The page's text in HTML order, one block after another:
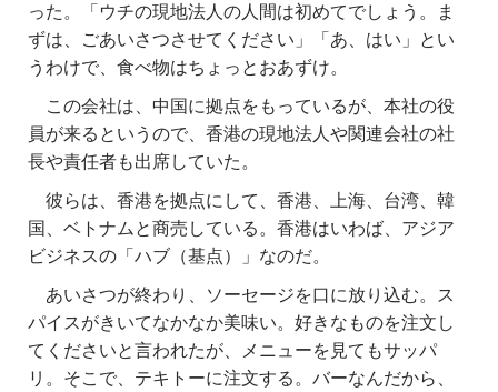
った。「ウチの現地法人の人間は初めてでしょう。ま
ずは、ごあいさつさせてください」「あ、はい」とい
うわけで、食べ物はちょっとおあずけ。
この会社は、中国に拠点をもっているが、本社の役
員が来るというので、香港の現地法人や関連会社の社
長や責任者も出席していた。
彼らは、香港を拠点にして、香港、上海、台湾、韓
国、ベトナムと商売している。香港はいわば、アジア
ビジネスの「ハブ（基点）」なのだ。
あいさつが終わり、ソーセージを口に放り込む。ス
パイスがきいてなかなか美味い。好きなものを注文し
てくださいと言われたが、メニューを見てもサッパ
リ。そこで、テキトーに注文する。バーなんだから、